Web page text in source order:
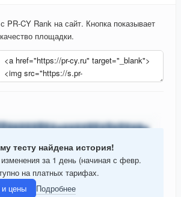
PR-CY Rank на сайт. Кнопка показывает
площадки.
тесту найдена история!
за 1 день (начиная с февр.
на платных тарифах.
цены
Подробнее